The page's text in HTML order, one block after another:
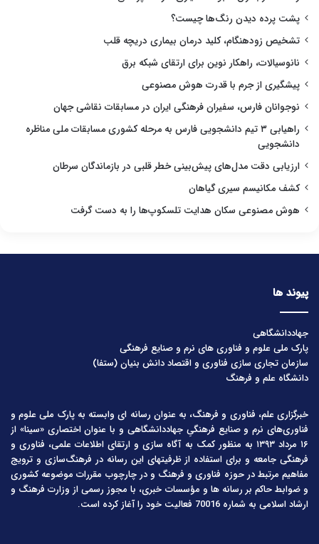
پشت پرده دیدن رنگ‌ها چیست؟
تشخیص زودهنگام، کلید درمان بیماری دریچه قلب
نانوسیالات، راهکار نوین برای ارتقای شبکه برق
پیشگیری از جرم با قدرت هوش مصنوعی
نوجوانان فارس، سفیران فرهنگی ایران در مسابقات نقاشی جهان
راهیابی ۳ تیم دانشجویی فارس به مرحله کشوری مسابقات ملی مناظره
دانشجویی
ارزیابی دقت مدل‌های پیش‌بینی خطر قلبی در بازماندگان سرطان
کشف مکانیسم سیری گیاهان
هوش مصنوعی سکان هدایت تلسکوپ‌ها را به دست گرفت
پیوند ها
جهاددانشگاهی
پارک ملی علوم و فناوری های نرم و صنایع فرهنگی
سازمان تجاری سازی فناوری و اقتصاد دانش بنیان (ستفا)
دانشگاه علم و فرهنگ
خبرگزاری علم، فناوری و فرهنگ، به عنوان رسانه ای وابسته به پارک ملی علوم و
فناوری‌های نرم و صنایع فرهنگیِ جهاددانشگاهی و با عنوان اختصاری «سینا» از
۱۶ مرداد ۱۳۹۳ به منظور کمک به آگاه سازی و ارتقای اطلاعات علمی، فناوری و
فرهنگی جامعه و برای استفاده از ظرفیتهای این رسانه در فرهنگ‌سازی و ترویج
مفاهیم مرتبط در حوزه فناوری و فرهنگ و در چارچوب مقررات موضوعه کشوری
و ضوابط حاکم بر رسانه ها و مؤسسات خبری، با مجوز رسمی از وزارت فرهنگ و
ارشاد اسلامی به شماره 70016 فعالیت خود را آغاز کرده است.